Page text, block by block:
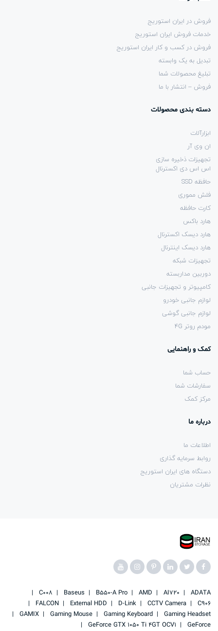
فروش در ایران استوریج
خدمات فروش ایران استوریج
فروش در کسب و کار ایران استوریج
تبدیل به یک وابسته
تبلیغ محصولات شما
فروش – انتشار با ما
دسته بندی محصولات
ابزارآلات
ان وی آر
تجهیزات ذخیره سازی
اس اس دی اکسترنال
حافظه SSD
فلش مموری
کارت حافظه
هارد باکس
هارد دیسک اکسترنال
هارد دیسک اینترنال
تجهیزات شبکه
دوربین مداربسته
کامپیوتر و تجهیزات جانبی
لوازم جانبی خودرو
لوازم جانبی گوشی
مودم روتر 4G
کمک و راهنمایی
حساب شما
سفارشات شما
مرکز کمک
درباره ما
اطلاعات ما
روابط سرمایه گذاری
دستگاه های ایران استوریج
نظرات مشتریان
ADATA
AI720
AMD
B550-A Pro
Baseus
C008
C906
CCTV Camera
D-Link
External HDD
FALCON
Gaming Headset
Gaming Keyboard
Gaming Mouse
GAMIX
GeForce
GeForce GTX 1050 Ti 4GT OCV1